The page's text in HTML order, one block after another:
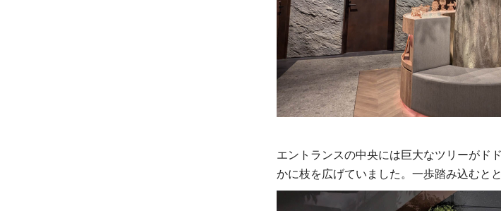
エントランスの中央には巨大なツリーがド
かに枝を広げていました。一歩踏み込むと